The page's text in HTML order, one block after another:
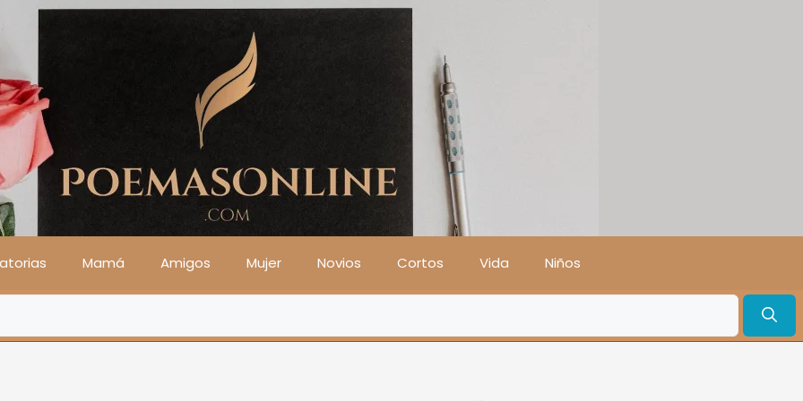
Mamá Amigos Mujer Novios Cortos Vida Niños